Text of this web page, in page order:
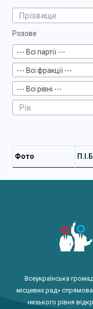
Розове
--- Всі партії ---
--- Всі фракції ---
--- Всі рівні ---
Фото
Всеукраїнська
місцевих рад»
низького рівня